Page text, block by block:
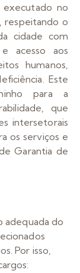
executado no
respeitando o
cidade com
acesso aos
humanos,
Este
para a
que
intersetorais
os serviços e
Garantia de
adequada do
Por isso,